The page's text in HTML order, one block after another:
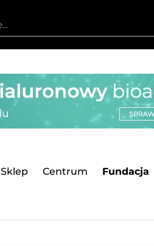
Sklep Centrum Fundacja